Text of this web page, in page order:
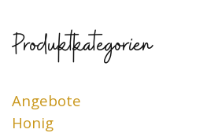
Produktkategorien
Angebote
Honig